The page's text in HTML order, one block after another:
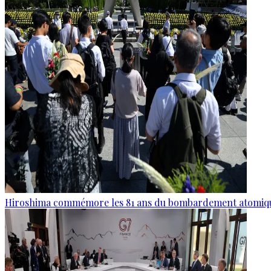
Hiroshima commémore les 81 ans du bombardement